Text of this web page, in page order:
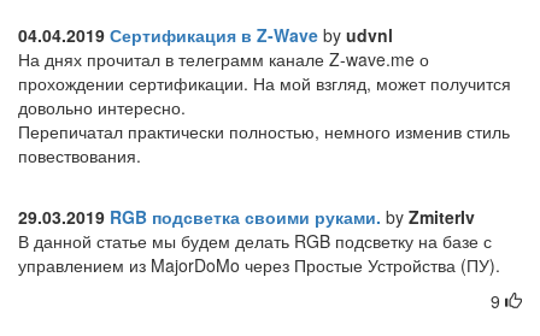
04.04.2019 Сертификация в Z-Wave by udvnl
На днях прочитал в телеграмм канале Z-wave.me о
прохождении сертификации. На мой взгляд, может получится
довольно интересно.
Перепичатал практически полностью, немного изменив стиль
повествования.
29.03.2019 RGB подсветка своими руками. by ZmiterIv
В данной статье мы будем делать RGB подсветку на базе с
управлением из MajorDoMo через Простые Устройства (ПУ).
9